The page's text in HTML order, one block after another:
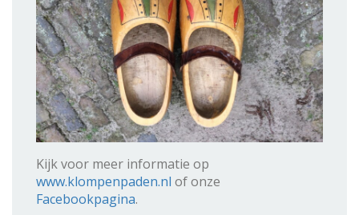
Kijk voor meer informatie op
www.klompenpaden.nl of onze
Facebookpagina.